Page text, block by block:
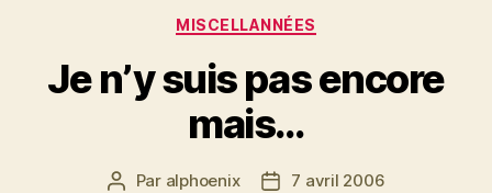
Catégories
MISCELLANNÉES
Je n’y suis pas encore
mais…
Auteur
Par alphoenix
Date7 avril 2006